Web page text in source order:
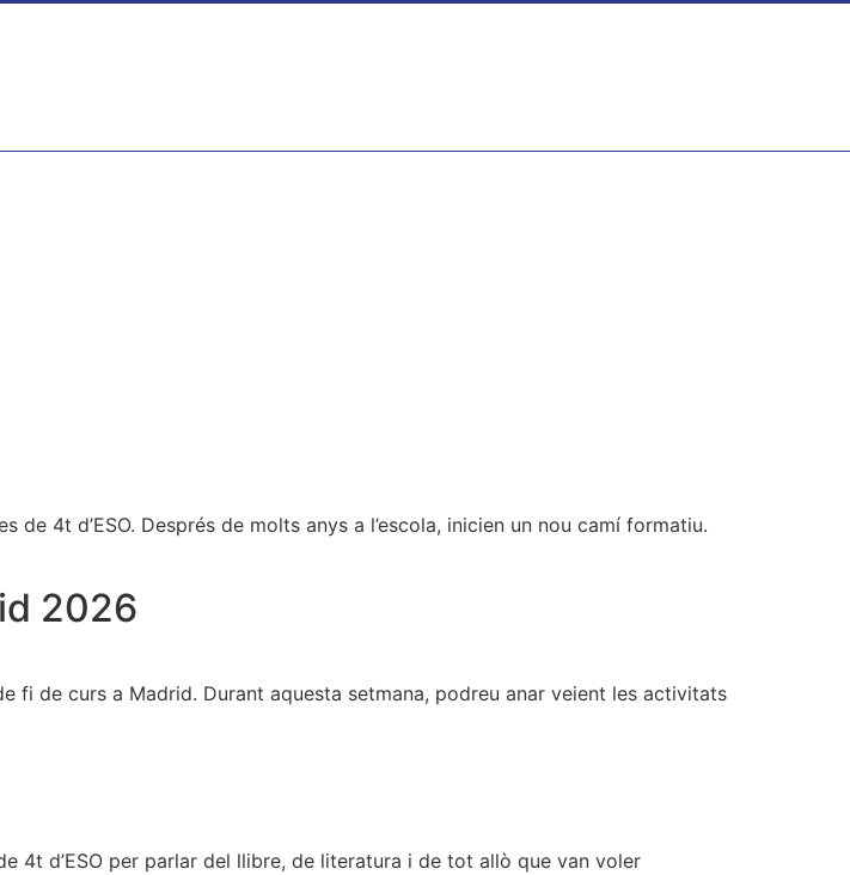
de 4t d’ESO. Després de molts anys a l’escola, inicien un nou camí formatiu.
2026
fi de curs a Madrid. Durant aquesta setmana, podreu anar veient les activitats
4t d’ESO per parlar del llibre, de literatura i de tot allò que van voler